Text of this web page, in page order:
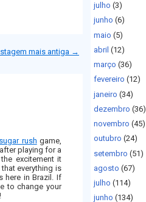
mais antiga →
sugar rush game,
playing for a
excitement it
everything is
here in Brazil. If
to change your
julho (3)
junho (6)
maio (5)
abril (12)
março (36)
fevereiro (12)
janeiro (34)
dezembro (36)
novembro (45)
outubro (24)
setembro (51)
agosto (67)
julho (114)
junho (134)